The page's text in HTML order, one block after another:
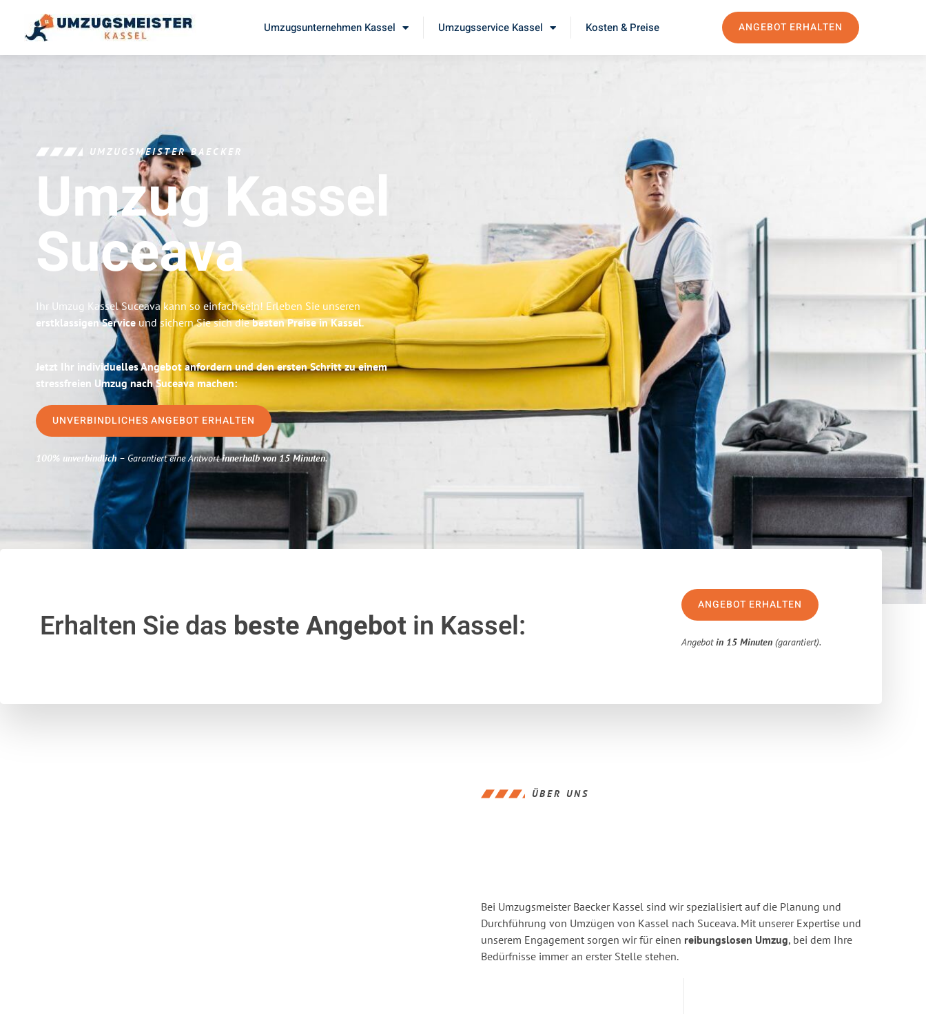
Umzugsunternehmen Kassel Umzugsservice Kassel Kosten & Preise ANGEBOT ERHALTEN
UMZUGSMEISTER BAECKER
Umzug Kassel
Suceava
Ihr Umzug Kassel Suceava kann so einfach sein! Erleben Sie unseren
erstklassigen Service und sichern Sie sich diebesten Preise in Kassel.
Jetzt Ihr individuelles Angebot anfordern und den ersten Schritt zu einem
stressfreien Umzug nach Suceava machen:
UNVERBINDLICHES ANGEBOT ERHALTEN
100% unverbindlich– Garantiert eine Antwortinnerhalb von 15 Minuten.
Erhalten Sie das beste Angebotin Kassel:
ANGEBOT ERHALTEN
Angebotin 15 Minuten (garantiert).
ÜBER UNS
Bei Umzugsmeister Baecker Kassel sind wir spezialisiert auf die Planung und
Durchführung von Umzügen von Kassel nach Suceava. Mit unserer Expertise und
unserem Engagement sorgen wir für einen reibungslosen Umzug, bei dem Ihre
Bedürfnisse immer an erster Stelle stehen.